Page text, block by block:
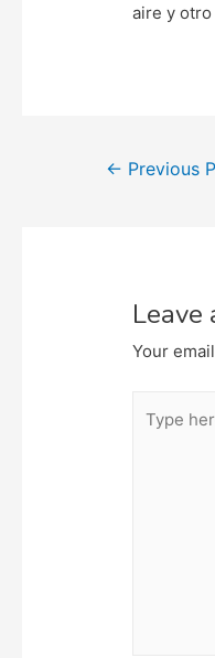
aire y otro
Post← Previous
Leave
Your
here..